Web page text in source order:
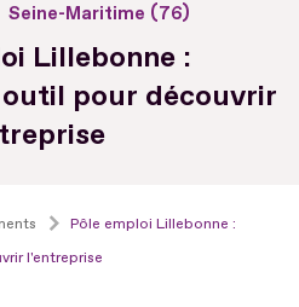
Seine-Maritime (76)
Lillebonne :
pour découvrir
Pôle emploi Lillebonne :
l'entreprise